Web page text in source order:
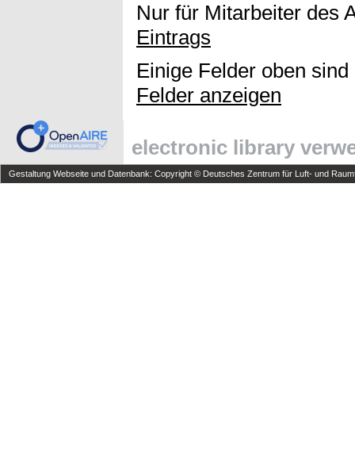
Nur für Mitarbeiter des
Eintrags
Einige Felder oben
Felder anzeigen
electronic library
Gestaltung Webseite und Datenbank: Copyright © Deutsches Zentrum für Luft- und